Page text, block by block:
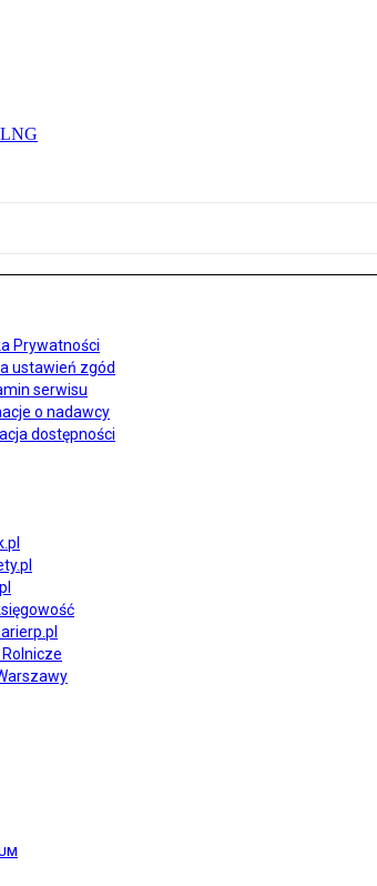
Prywatności
ustawień zgód
serwisu
o nadawcy
dostępności